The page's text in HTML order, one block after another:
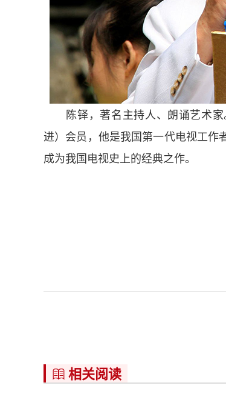
陈铎，著名主持人、朗诵艺术家
进）会员，他是我国第一代电视工作
成为我国电视史上的经典之作。
 相关阅读